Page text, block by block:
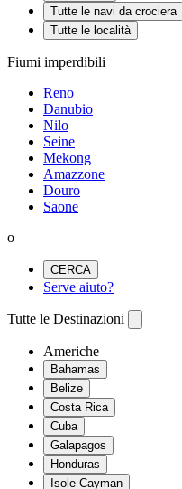
Tutte le navi da crociera
Tutte le località
Fiumi imperdibili
Reno
Danubio
Nilo
Seine
Mekong
Amazzone
Douro
Saone
o
CERCA
Serve aiuto?
Tutte le Destinazioni
Americhe
Bahamas
Belize
Costa Rica
Cuba
Galapagos
Honduras
Isole Cayman